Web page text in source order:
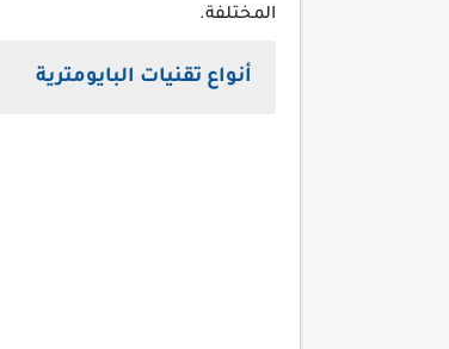
المختلفة.
أنواع تقنيات البايومترية